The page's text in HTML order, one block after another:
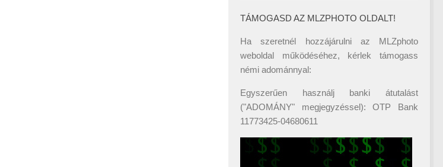
TÁMOGASD AZ MLZPHOTO OLDALT!
Ha szeretnél hozzájárulni az MLZphoto
weboldal működéséhez, kérlek támogass
némi adománnyal:
Egyszerűen használj banki átutalást
("ADOMÁNY" megjegyzéssel): OTP Bank
11773425-04680611